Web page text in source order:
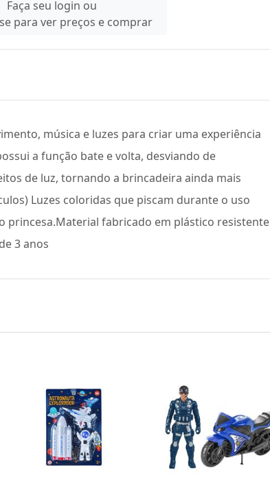
Faça seu login ou
para ver preços e comprar
música e luzes para criar uma experiência
a função bate e volta, desviando de
de luz, tornando a brincadeira ainda mais
Luzes coloridas que piscam durante o uso
princesa.Material fabricado em plástico resistente
3 anos